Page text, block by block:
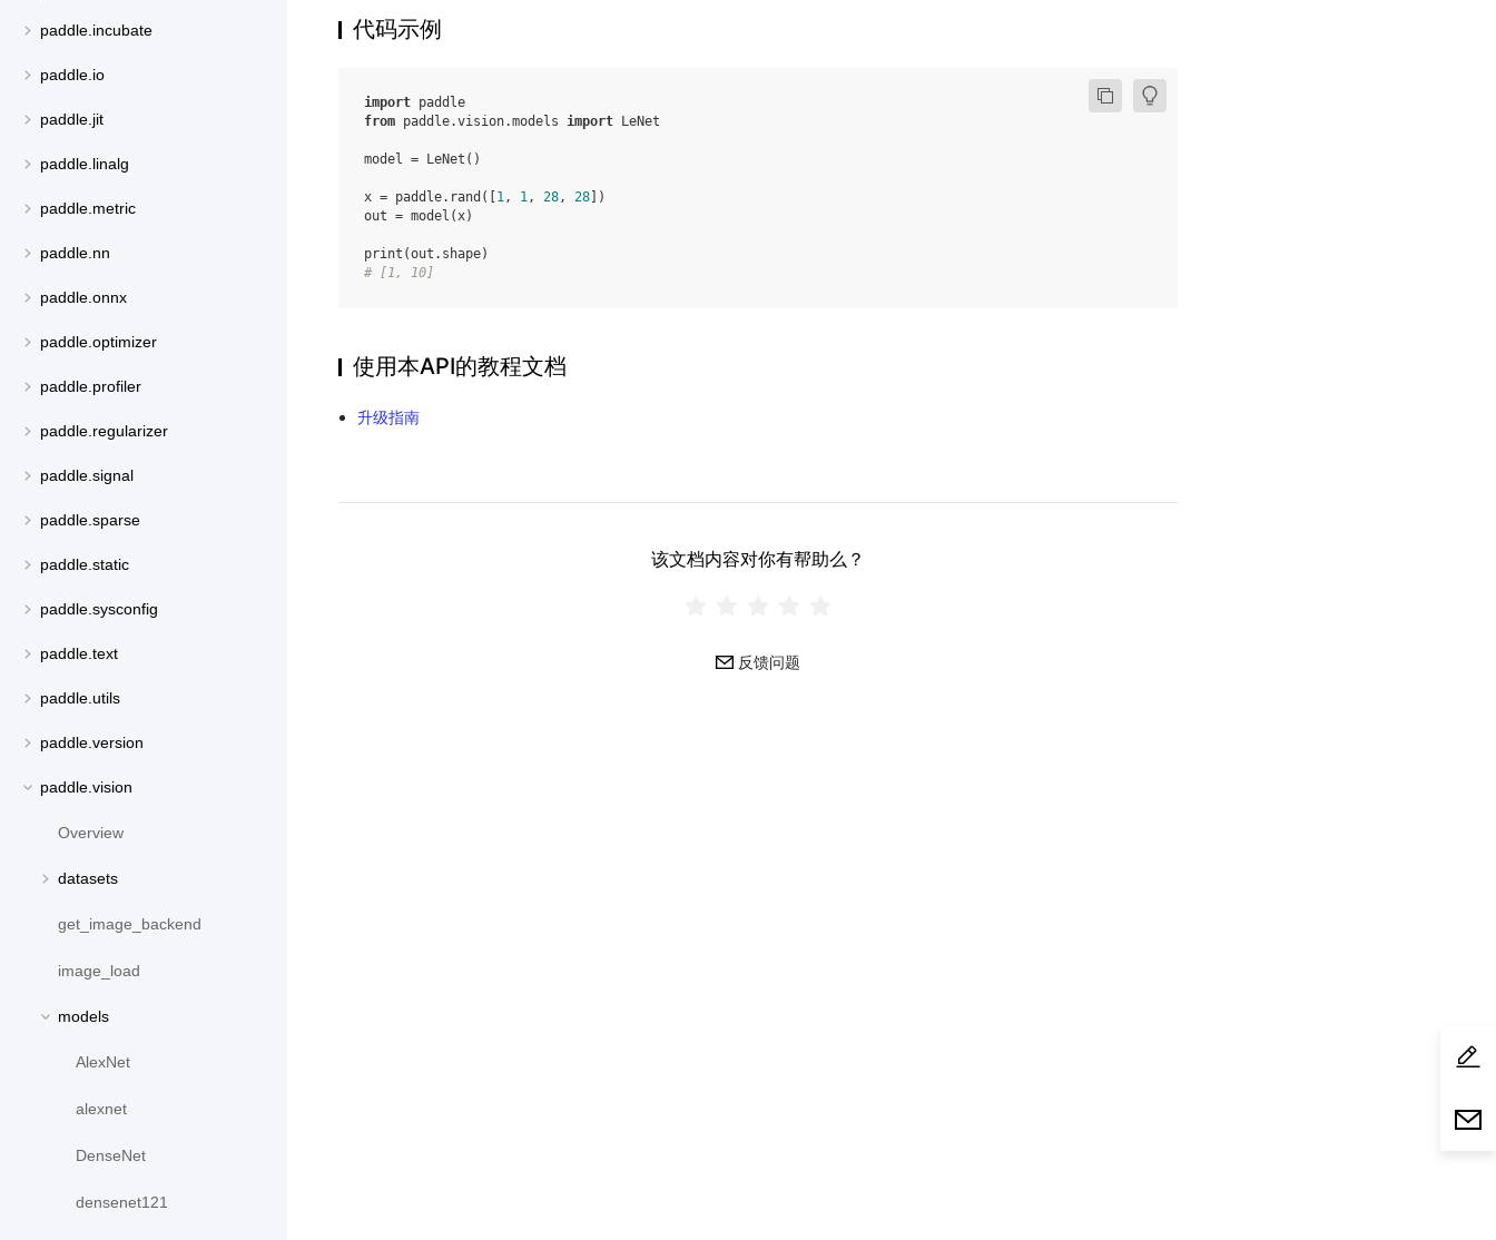
paddle.incubate
paddle.io
paddle.jit
paddle.linalg
paddle.metric
paddle.nn
paddle.onnx
paddle.optimizer
paddle.profiler
paddle.regularizer
paddle.signal
paddle.sparse
paddle.static
paddle.sysconfig
paddle.text
paddle.utils
paddle.version
paddle.vision
Overview
datasets
get_image_backend
image_load
models
AlexNet
alexnet
DenseNet
densenet121
代码示例
import paddle
from paddle.vision.models import LeNet
model = LeNet ()
x = paddle. rand ([ 1, 1, 28, 28 ])
out = model (x)
print (out . shape)
# [1, 10]
使用本API的教程文档
升级指南
该文档内容对你有帮助么？
反馈问题